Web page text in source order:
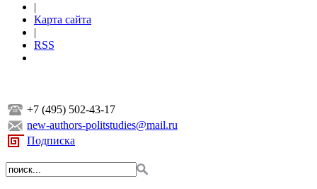
|
Карта сайта
|
RSS
+7 (495) 502-43-17
new-authors-politstudies@mail.ru
Подписка